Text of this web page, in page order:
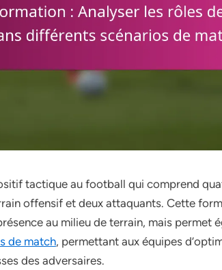
tactique au football qui comprend
offensif et deux attaquants. Cette
au milieu de terrain, mais permet
de match, permettant aux équipes
des adversaires.